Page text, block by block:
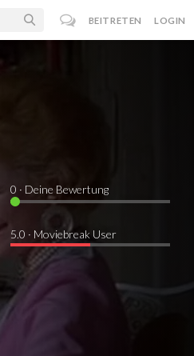
BEITRETEN LOGIN
0 · Deine Bewertung
5.0 · Moviebreak User